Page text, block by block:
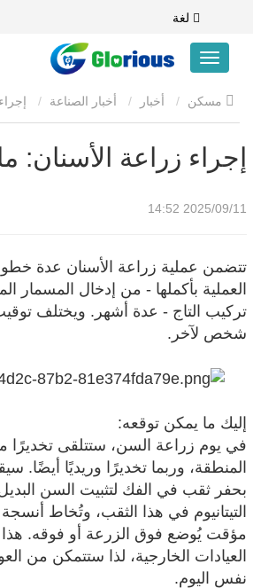
لغة
أخبار أخبار الصناعة
توقعه
إجراء زراعة الأسنان:
2025/09/11 14:52
تتضمن عملية زراعة الأسنان عدة
العملية بأكملها - من إدخال المسمار
تركيب التاج - عدة أشهر. ويختلف
شخص لآخر.
إليك ما يمكن توقعه:
في يوم زراعة السن، ستتلقى تخديرًا
المنطقة، وربما تخديرًا وريديًا أيضًا.
بحفر ثقب في الفك لتثبيت السن
التيتانيوم في هذا الثقب، وتُخاط
مؤقت يُوضع فوق الزرعة أو فوقه. هذا
العيادات الخارجية، لذا ستتمكن من
نفس اليوم.